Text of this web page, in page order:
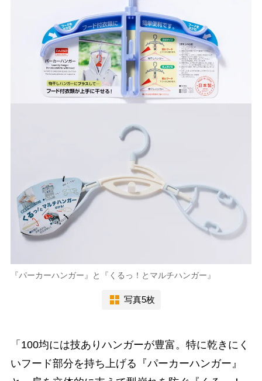
『パーカーハンガー』と『くるっ！とマルチハンガー』
写真5枚
「100均には技ありハンガーが豊富。特に乾きにく
いフード部分を持ち上げる『パーカーハンガー』